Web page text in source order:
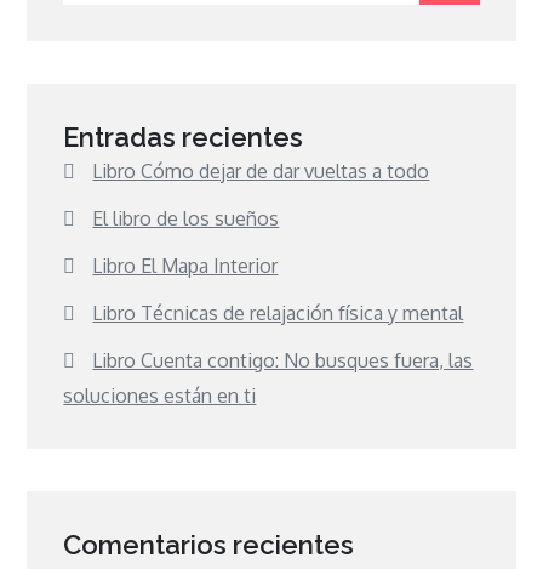
Entradas recientes
Libro Cómo dejar de dar vueltas a todo
El libro de los sueños
Libro El Mapa Interior
Libro Técnicas de relajación física y mental
Libro Cuenta contigo: No busques fuera, las
soluciones están en ti
Comentarios recientes